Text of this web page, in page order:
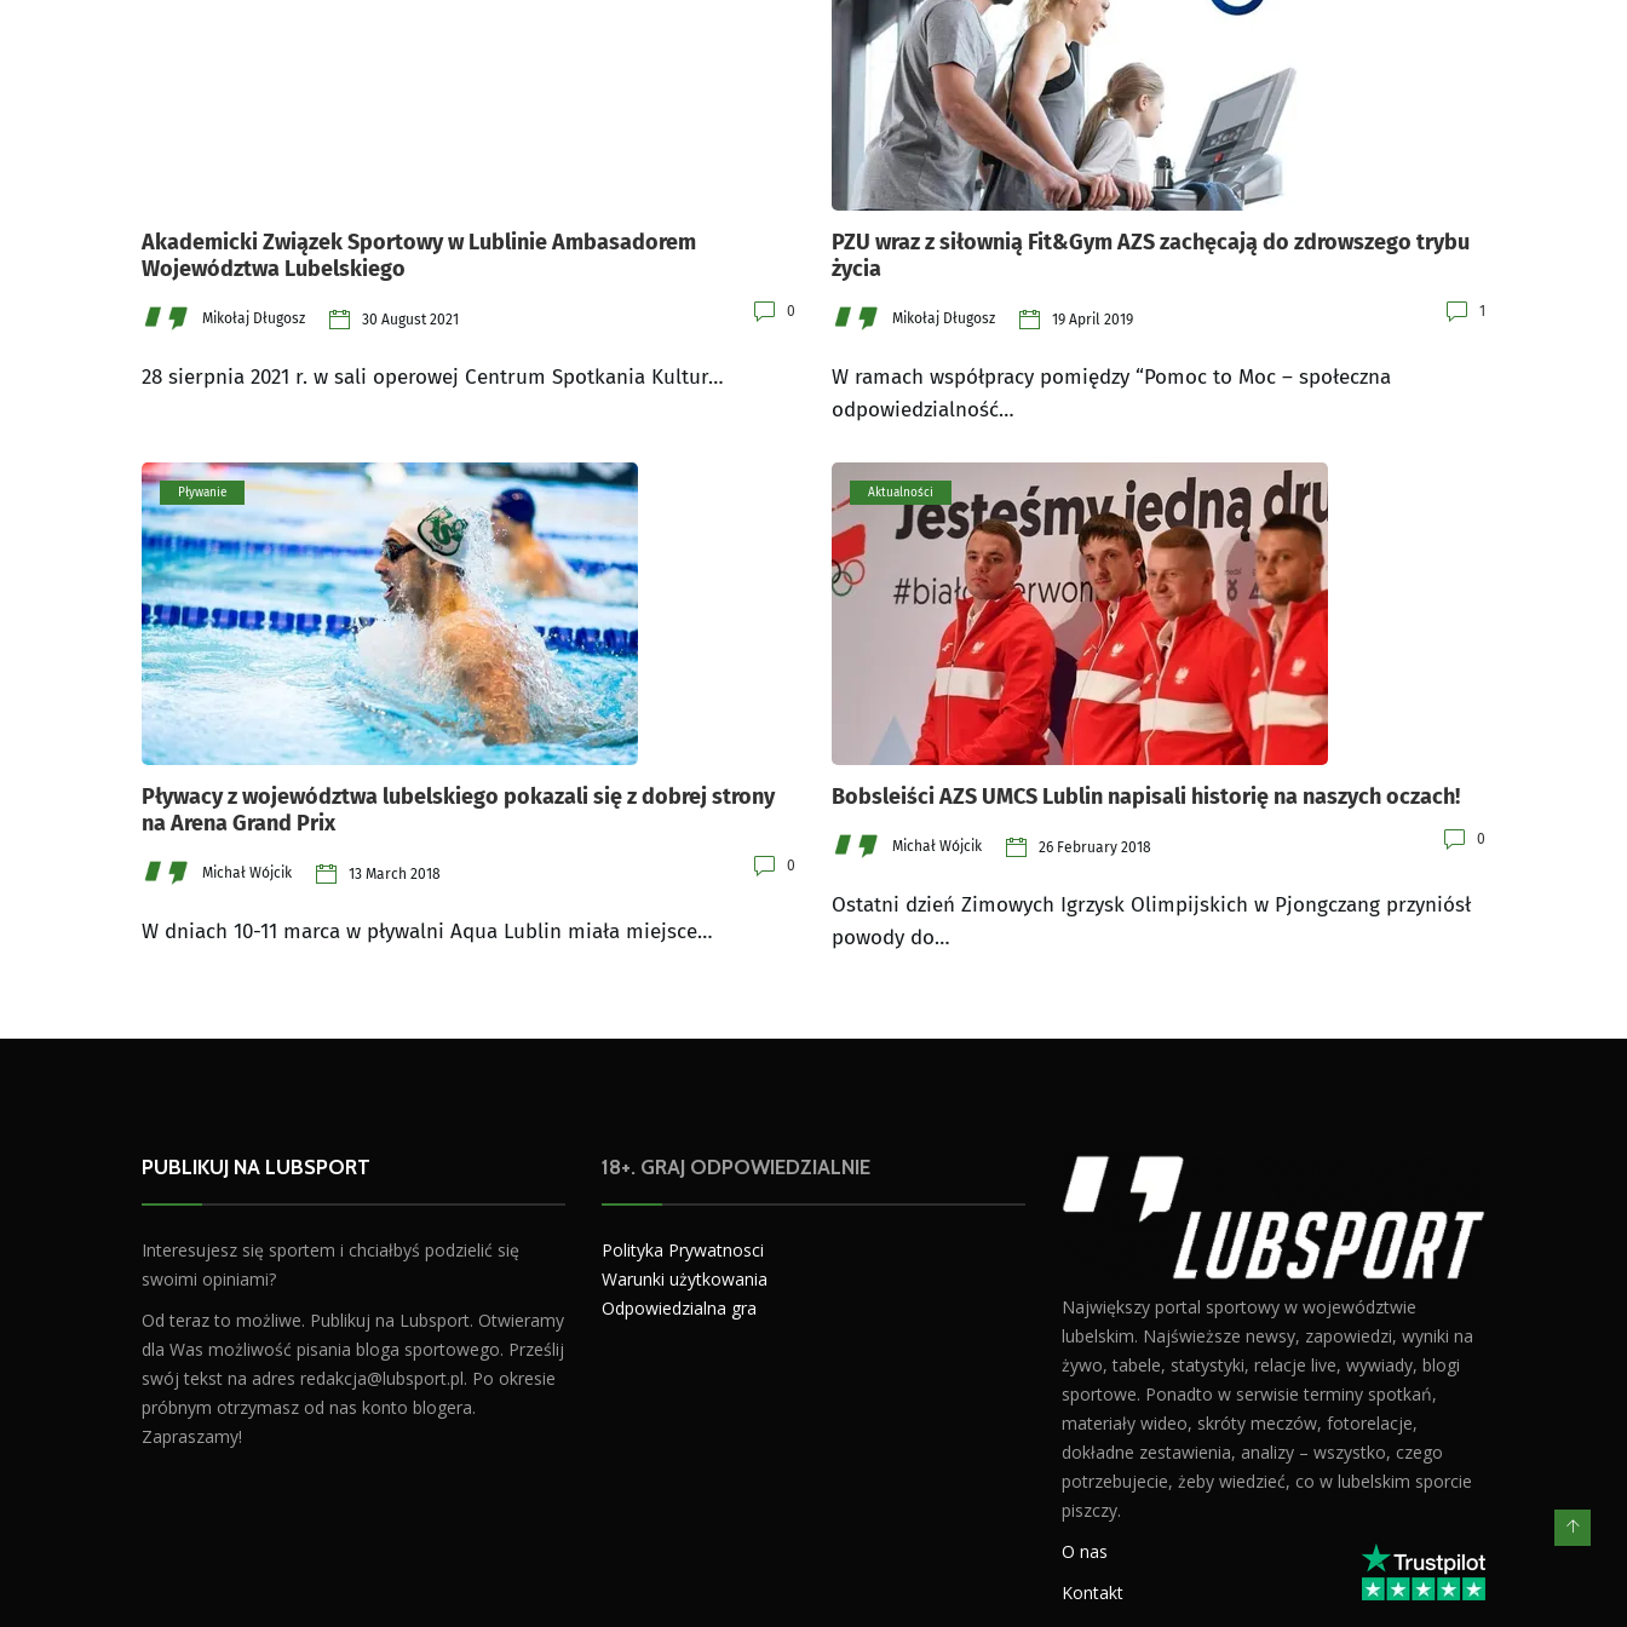
Akademicki Związek Sportowy w Lublinie Ambasadorem
Województwa Lubelskiego
Mikołaj Długosz 30 August 2021 0
28 sierpnia 2021 r. w sali operowej Centrum Spotkania Kultur…
PZU wraz z siłownią Fit&Gym AZS zachęcają do zdrowszego trybu
życia
Mikołaj Długosz 19 April 2019 1
W ramach współpracy pomiędzy “Pomoc to Moc – społeczna
odpowiedzialność…
Pływanie
Pływacy z województwa lubelskiego pokazali się z dobrej strony
na Arena Grand Prix
Michał Wójcik 13 March 2018 0
W dniach 10-11 marca w pływalni Aqua Lublin miała miejsce…
Aktualności
Bobsleiści AZS UMCS Lublin napisali historię na naszych oczach!
Michał Wójcik 26 February 2018 0
Ostatni dzień Zimowych Igrzysk Olimpijskich w Pjongczang przyniósł
powody do…
PUBLIKUJ NA LUBSPORT
Interesujesz się sportem i chciałbyś podzielić się
swoimi opiniami?
Od teraz to możliwe. Publikuj na Lubsport. Otwieramy
dla Was możliwość pisania bloga sportowego. Prześlij
swój tekst na adres redakcja@lubsport.pl. Po okresie
próbnym otrzymasz od nas konto blogera.
Zapraszamy!
18+. GRAJ ODPOWIEDZIALNIE
Polityka Prywatnosci
Warunki użytkowania
Odpowiedzialna gra
Największy portal sportowy w województwie
lubelskim. Najświeższe newsy, zapowiedzi, wyniki na
żywo, tabele, statystyki, relacje live, wywiady, blogi
sportowe. Ponadto w serwisie terminy spotkań,
materiały wideo, skróty meczów, fotorelacje,
dokładne zestawienia, analizy – wszystko, czego
potrzebujecie, żeby wiedzieć, co w lubelskim sporcie
piszczy.
O nas
Kontakt